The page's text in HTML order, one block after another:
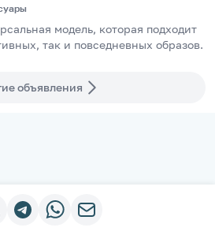
модель, которая подходит
так и повседневных образов.
объявления